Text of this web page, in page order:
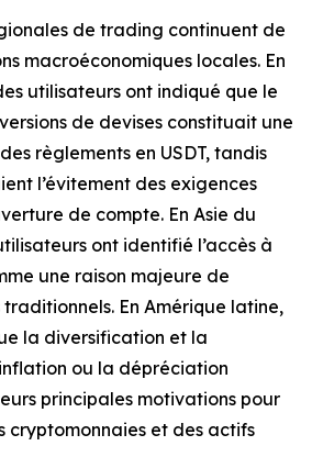
de trading continuent de
macroéconomiques locales. En
utilisateurs ont indiqué que le
de devises constituait une
règlements en USDT, tandis
l’évitement des exigences
de compte. En Asie du
ont identifié l’accès à
une raison majeure de
En Amérique latine,
la diversification et la
ou la dépréciation
principales motivations pour
cryptomonnaies et des actifs